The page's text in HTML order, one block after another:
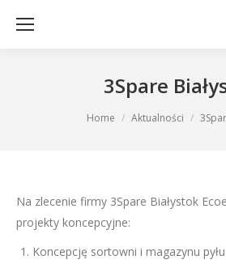
3Spare
Home Aktualności
Na zlecenie firmy 3Spare Białystok
projekty koncepcyjne:
Koncepcję sortowni i magazynu